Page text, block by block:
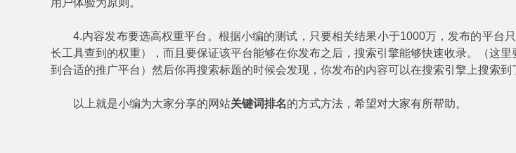
用户体验为原则。
4.内容发布要选高权重平台。根据小编的测试，只要相关结果小于1000万，发布的平台
长工具查到的权重），而且要保证该平台能够在你发布之后，搜索引擎能够快速收录。（这里
到合适的推广平台）然后你再搜索标题的时候会发现，你发布的内容可以在搜索引擎上搜索到
以上就是小编为大家分享的网站关键词排名的方式方法，希望对大家有所帮助。